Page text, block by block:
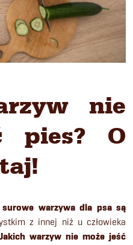
nie
pies? O
warzywa dla psa są
z innej niż u człowieka
warzyw nie może jeść